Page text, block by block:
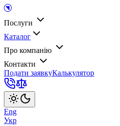
Послуги
Каталог
Про компанію
Контакти
Подати заявкуКалькулятор
Eng
Укр